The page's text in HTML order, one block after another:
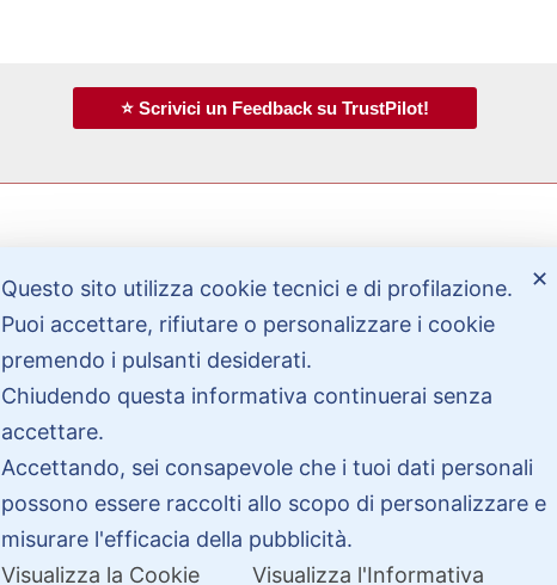
⭐ Scrivici un Feedback su TrustPilot!
Bisogno di aiuto?
Contattaci
Garanzie
✕
Questo sito utilizza cookie tecnici e di profilazione.
Puoi accettare, rifiutare o personalizzare i cookie
premendo i pulsanti desiderati.
Chiudendo questa informativa continuerai senza
accettare.
Accettando, sei consapevole che i tuoi dati personali
possono essere raccolti allo scopo di personalizzare e
misurare l'efficacia della pubblicità.
Visualizza la Cookie
Visualizza l'Informativa